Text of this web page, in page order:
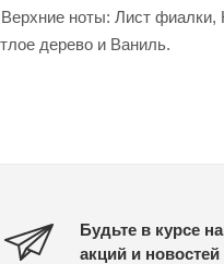
ноты: Лист
дерево и Ваниль.
Будьте в курсе
акций и новостей